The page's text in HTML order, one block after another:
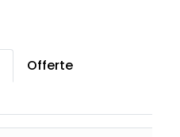
Offerte